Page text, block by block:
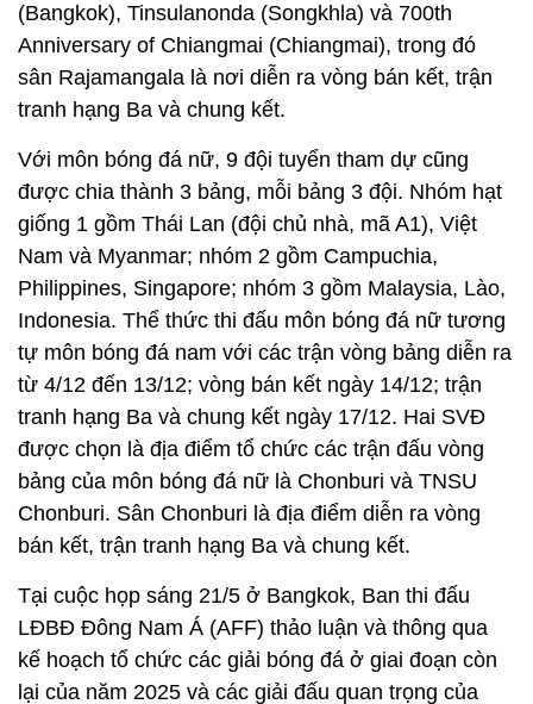
(Bangkok), Tinsulanonda (Songkhla) và 700th
Anniversary of Chiangmai (Chiangmai), trong đó
sân Rajamangala là nơi diễn ra vòng bán kết, trận
tranh hạng Ba và chung kết.
Với môn bóng đá nữ, 9 đội tuyển tham dự cũng
được chia thành 3 bảng, mỗi bảng 3 đội. Nhóm hạt
giống 1 gồm Thái Lan (đội chủ nhà, mã A1), Việt
Nam và Myanmar; nhóm 2 gồm Campuchia,
Philippines, Singapore; nhóm 3 gồm Malaysia, Lào,
Indonesia. Thể thức thi đấu môn bóng đá nữ tương
tự môn bóng đá nam với các trận vòng bảng diễn ra
từ 4/12 đến 13/12; vòng bán kết ngày 14/12; trận
tranh hạng Ba và chung kết ngày 17/12. Hai SVĐ
được chọn là địa điểm tổ chức các trận đấu vòng
bảng của môn bóng đá nữ là Chonburi và TNSU
Chonburi. Sân Chonburi là địa điểm diễn ra vòng
bán kết, trận tranh hạng Ba và chung kết.
Tại cuộc họp sáng 21/5 ở Bangkok, Ban thi đấu
LĐBĐ Đông Nam Á (AFF) thảo luận và thông qua
kế hoạch tổ chức các giải bóng đá ở giai đoạn còn
lại của năm 2025 và các giải đấu quan trọng của